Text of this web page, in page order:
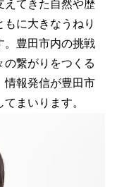
えてきた自然や歴
に大きなうねり
。豊田市内の挑戦
の繋がりをつくる
情報発信が豊田市
まいります。